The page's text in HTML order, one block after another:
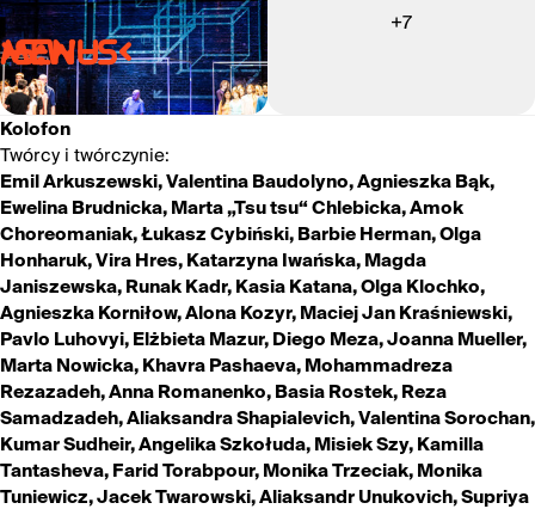
>S:W-S<
MENU
+7
Kolofon
Twórcy i twórczynie:
Emil Arkuszewski, Valentina Baudolyno, Agnieszka Bąk,
Ewelina Brudnicka, Marta „Tsu tsu“ Chlebicka, Amok
Choreomaniak, Łukasz Cybiński, Barbie Herman, Olga
Honharuk, Vira Hres, Katarzyna Iwańska, Magda
Janiszewska, Runak Kadr, Kasia Katana, Olga Klochko,
Agnieszka Korniłow, Alona Kozyr, Maciej Jan Kraśniewski,
Pavlo Luhovyi, Elżbieta Mazur, Diego Meza, Joanna Mueller,
Marta Nowicka, Khavra Pashaeva, Mohammadreza
Rezazadeh, Anna Romanenko, Basia Rostek, Reza
Samadzadeh, Aliaksandra Shapialevich, Valentina Sorochan,
Kumar Sudheir, Angelika Szkołuda, Misiek Szy, Kamilla
Tantasheva, Farid Torabpour, Monika Trzeciak, Monika
Tuniewicz, Jacek Twarowski, Aliaksandr Unukovich, Supriya